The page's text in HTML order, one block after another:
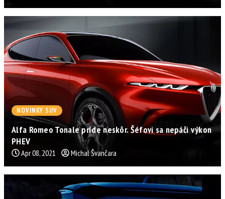
NOVINKY SUV
Alfa Romeo Tonale príde neskôr. Šéfovi sa nepáči výkon
PHEV
Apr 08, 2021 Michal Švančara